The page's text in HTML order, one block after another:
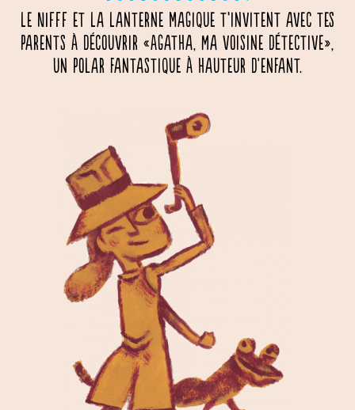
Le NIFFF et La Lanterne Magique t’invitent avec tes
parents à découvrir «Agatha, ma voisine détective»,
un polar fantastique à hauteur d'enfant.